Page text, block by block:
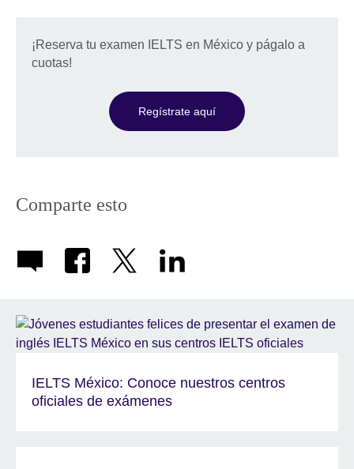
¡Reserva tu examen IELTS en México y págalo a
cuotas!
Regístrate aquí
Comparte esto
IELTS México: Conoce nuestros centros
oficiales de exámenes